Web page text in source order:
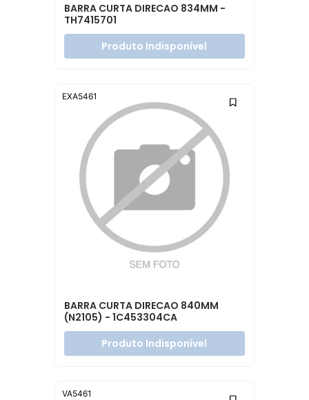
BARRA CURTA DIRECAO 834MM -
TH7415701
Produto Indisponível
BARRA CURTA DIRECAO 840MM
(N2105) - 1C453304CA
Produto Indisponível
EXA5461
VA5461